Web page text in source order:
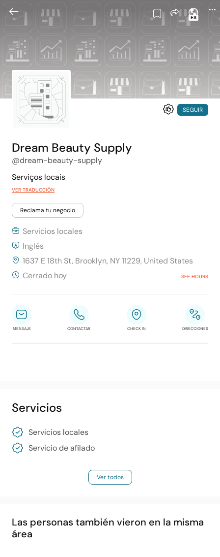
ES
SEGUIR
Dream Beauty Supply
@dream-beauty-supply
Serviços locais
VER TRADUCCIÓN
Reclama tu negocio
Servicios locales
Inglés
1637 E 18th St, Brooklyn, NY 11229, United States
Cerrado hoy
SEE HOURS
MENSAJE CONTACTAR CHECK IN DIRECCIONES
Servicios
Servicios locales
Servicio de afilado
Ver todos
Las personas también vieron en la misma
área